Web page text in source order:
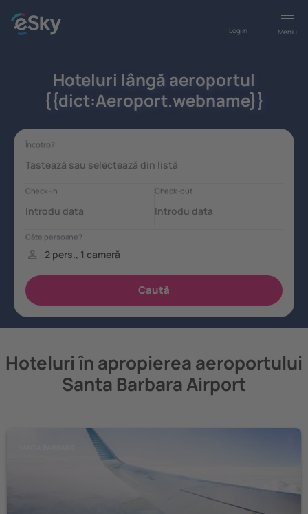
Meniu
Log in
Hoteluri lângă aeroportul
{{dict:Aeroport.webname}}
Hoteluri în apropierea aeroportului
Santa Barbara Airport